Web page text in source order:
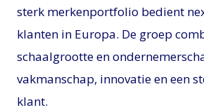
sterk merkenportfolio bedient
klanten in Europa. De groep
schaalgrootte en
vakmanschap, innovatie en een
klant.